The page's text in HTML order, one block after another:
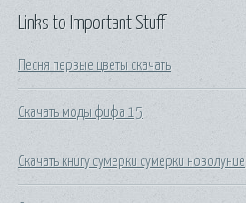
Links to Important Stuff
Песня первые цветы скачать
Скачать моды фифа 15
Скачать книгу сумерки сумерки новолуние